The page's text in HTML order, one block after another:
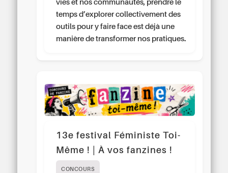
vies et nos communautés, prendre le
temps d’explorer collectivement des
outils pour y faire face est déjà une
manière de transformer nos pratiques.
13e festival Féministe Toi-
Même ! | À vos fanzines !
CONCOURS